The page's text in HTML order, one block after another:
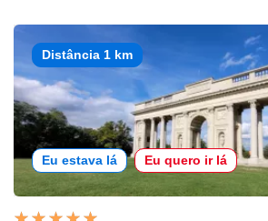
Distância 1 km
Eu estava lá Eu quero ir lá